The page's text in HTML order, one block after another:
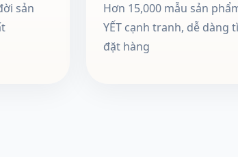
sản
Hơn 15,000 mẫu sản
YẾT cạnh tranh, dễ dàng
đặt hàng